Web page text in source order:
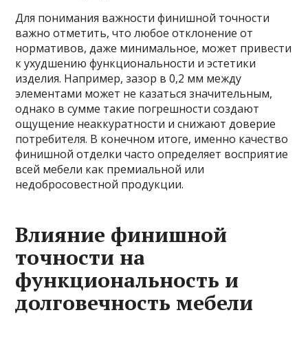
Для понимания важности финишной точности
важно отметить, что любое отклонение от
нормативов, даже минимальное, может привести
к ухудшению функциональности и эстетики
изделия. Например, зазор в 0,2 мм между
элементами может не казаться значительным,
однако в сумме такие погрешности создают
ощущение неаккуратности и снижают доверие
потребителя. В конечном итоге, именно качество
финишной отделки часто определяет восприятие
всей мебели как премиальной или
недобросовестной продукции.
Влияние финишной
точности на
функциональность и
долговечность мебели